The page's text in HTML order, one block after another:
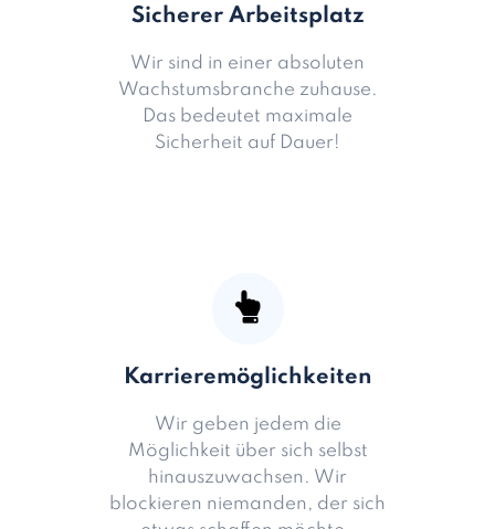
Sicherer Arbeitsplatz
Wir sind in einer absoluten
Wachstumsbranche zuhause.
Das bedeutet maximale
Sicherheit auf Dauer!
Karrieremöglichkeiten
Wir geben jedem die
Möglichkeit über sich selbst
hinauszuwachsen. Wir
blockieren niemanden, der sich